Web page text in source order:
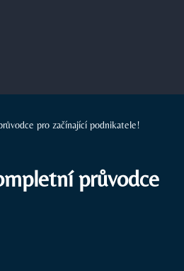
pro začínající podnikatele!
průvodce